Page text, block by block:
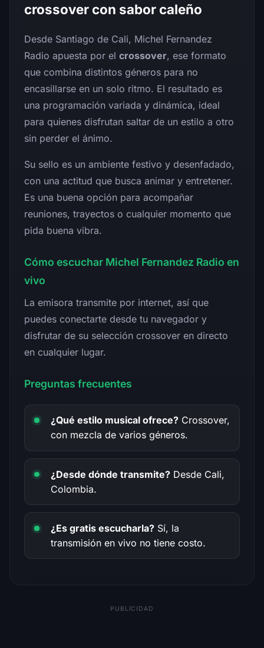
crossover con sabor caleño
Desde Santiago de Cali, Michel Fernandez
Radio apuesta por el crossover, ese formato
que combina distintos géneros para no
encasillarse en un solo ritmo. El resultado es
una programación variada y dinámica, ideal
para quienes disfrutan saltar de un estilo a otro
sin perder el ánimo.
Su sello es un ambiente festivo y desenfadado,
con una actitud que busca animar y entretener.
Es una buena opción para acompañar
reuniones, trayectos o cualquier momento que
pida buena vibra.
Cómo escuchar Michel Fernandez Radio en
vivo
La emisora transmite por internet, así que
puedes conectarte desde tu navegador y
disfrutar de su selección crossover en directo
en cualquier lugar.
Preguntas frecuentes
¿Qué estilo musical ofrece? Crossover,
con mezcla de varios géneros.
¿Desde dónde transmite? Desde Cali,
Colombia.
¿Es gratis escucharla? Sí, la
transmisión en vivo no tiene costo.
PUBLICIDAD